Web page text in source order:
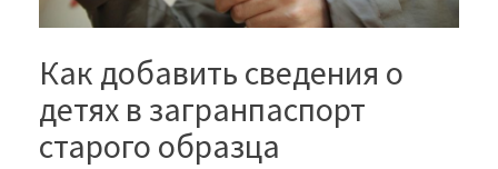
Как добавить сведения о
детях в загранпаспорт
старого образца